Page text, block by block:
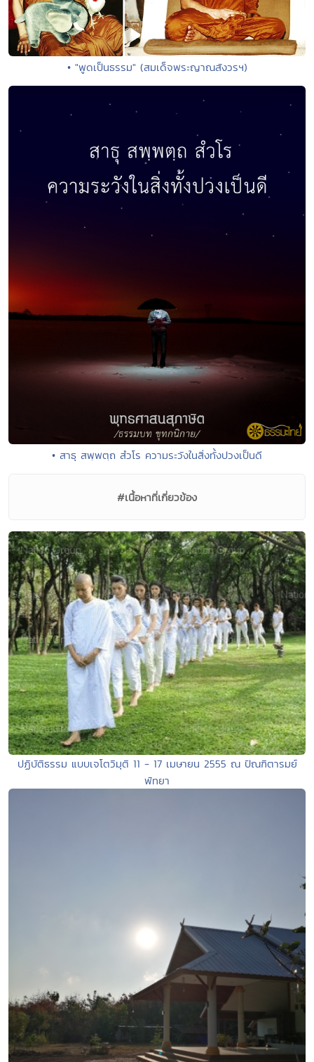
• "พูดเป็นธรรม" (สมเด็จพระญาณสังวรฯ)
• สาธุ สพฺพตฺถ สํวโร ความระวังในสิ่งทั้งปวงเป็นดี
#เนื้อหาที่เกี่ยวข้อง
ปฏิบัติธรรม แบบเจโตวิมุติ 11 - 17 เมษายน 2555 ณ ปัณฑิตารมย์
พัทยา